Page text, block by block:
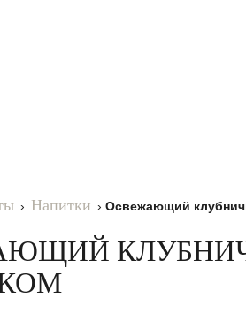
› Напитки ›Освежающий